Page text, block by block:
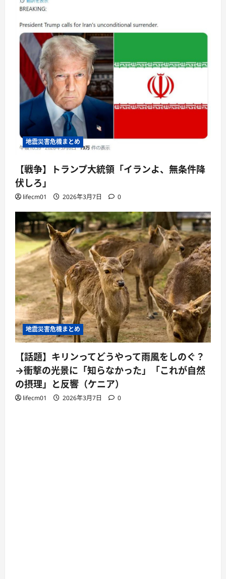
地震災害危機まとめ
【戦争】トランプ大統領「イランよ、無条件降
伏しろ」
lifecm01 2026年3月7日 0
地震災害危機まとめ
【話題】キリンってどうやって雨風をしのぐ？
→衝撃の光景に「知らなかった」「これが自然
の摂理」と反響（ケニア）
lifecm01 2026年3月7日 0